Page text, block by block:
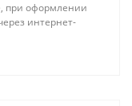
при оформлении
интернет-